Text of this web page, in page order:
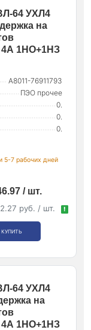
64 УХЛ4
на
4А 1НО+1НЗ
A8011-76911793
ПЭО прочее
0.
0.
0.
5-7 рабочих дней
/ шт.
руб. / шт. !
КУПИТЬ
64 УХЛ4
на
4А 1НО+1НЗ